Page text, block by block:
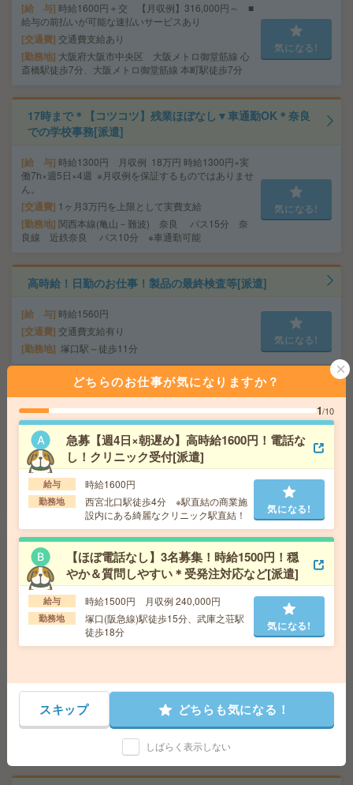
給 与 時給1600円＋交 【月収例】316,000円～ ■
給与の前払いが可能な速払いサービスあり
交通費 交通費支給あり
勤務地 大阪府大阪市中央区 大阪メトロ御堂筋線 心
斎橋駅徒歩7分、大阪メトロ御堂筋線 本町駅徒歩7分
気になる!
17時まで＊【コツコツ】残業ほぼなし▼車通勤OK＊奈良
での学校事務[派遣]
給 与 時給1300円 月収例 18万円 時給1300円×実
働7h×週5日×4週 ※月収例を保証するものではありませ
ん。
交通費 1ヶ月3万円を上限として実費支給
勤務地 関西本線(亀山－難波) 奈良 バス15分 奈
良線 近鉄奈良 バス10分 ※車通勤可能
気になる!
高時給！日勤のお仕事！製品の最終検査等[派遣]
給 与 時給1560円
交通費 交通費支給有り
勤務地 塚口駅～徒歩11分
気になる!
【高時給1730円】未経験OK＊残業なし！データ入力やチ
ャット返信対応など[派遣]
給 与
時給1730円＋交 ■給与の前払いが可能な速
払いサービスあり
交通費 交通費支給あり
勤務地 大阪府大阪市北区 大阪メトロ四つ橋線 西梅
田駅徒歩4分、大阪環状線 大阪駅徒歩7分
気になる!
ピタッと12時まで＊実働3h＊伝票のチェックなど[派遣]
給 与
時給1400円＋交 【月収例】84,000円～ ■
給与の前払いが可能な速払いサービスあり
交通費 交通費支給あり
勤務地 京都府京都市伏見区 京阪本線 藤森駅徒歩10
気になる!
＼来社不要／単発1日OK＊お菓子の仕分け[派遣]
給 与 時給1,200円～1,625円
大学前駅・和歌山港駅・岡崎前駅など勤務地多数！
どちらのお仕事が気になりますか？
1/10
急募【週4日×朝遅め】高時給1600円！電話な
し！クリニック受付[派遣]
給与 時給1600円
勤務地
西宮北口駅徒歩4分 ※駅直結の商業施
設内にある綺麗なクリニック駅直結！
気になる!
【ほぼ電話なし】3名募集！時給1500円！穏
やか＆質問しやすい＊受発注対応など[派遣]
給与 時給1500円 月収例 240,000円
勤務地
塚口(阪急線)駅徒歩15分、武庫之荘駅
徒歩18分
気になる!
スキップ どちらも気になる！
しばらく表示しない